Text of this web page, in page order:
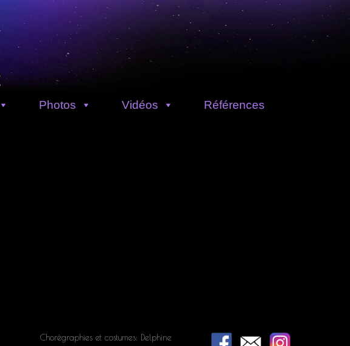
Photos Vidéos Références
Chorégraphies et costumes: Delphine